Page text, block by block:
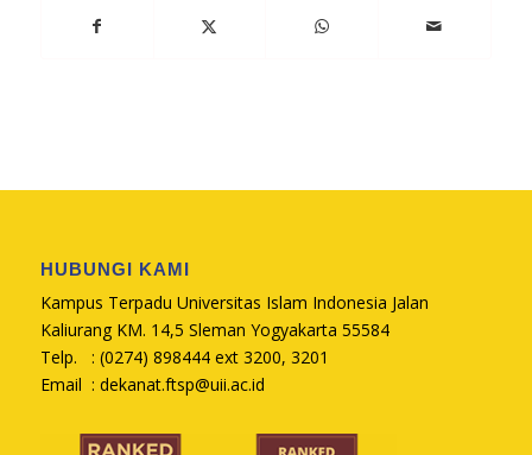
HUBUNGI KAMI
Kampus Terpadu Universitas Islam Indonesia Jalan
Kaliurang KM. 14,5 Sleman Yogyakarta 55584
Telp. : (0274) 898444 ext 3200, 3201
Email : dekanat.ftsp@uii.ac.id